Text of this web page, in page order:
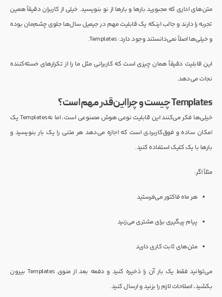
متن‌های اداری که مجبورید بارها و بارها از نو بنویسید. خیلی از کاربران دقیقاً همین
تجربه را دارند و جالب اینکه یک قابلیت مهم در جیمیل سال‌ها جلوی چشم‌مان بوده
و خیلی‌ها اصلاً نمی‌دانستند وجود دارد: Templates.
این قابلیت دقیقاً همان چیزی است که کاربرانی مثل ما را از تکرارهای خسته‌کننده
نجات می‌دهد.
Templates چیست و چرا این‌قدر مهم است؟
خیلی‌ها فکر می‌کنند این قابلیت نوعی هوش مصنوعی است، اما نهTemplates یک
امکان ساده و فوق‌کاربردی است که اجازه می‌دهد هر متنی را یک بار بنویسید و
بارها با یک کلیک استفاده کنید.
مثلاً اگر:
هر ماه فاکتور می‌فرستید
پیام پیگیری برای مشتری می‌زنید
متن‌های ثابت کاری دارید
می‌توانید فقط یک بار آن را ذخیره کنید و دفعه بعد از منوی Templates بیرون
بکشید، اصلاحات لازم را بزنید و ارسال کنید.